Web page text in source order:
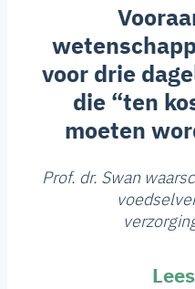
voor drie
die “ten
moeten
Prof. dr. Swan